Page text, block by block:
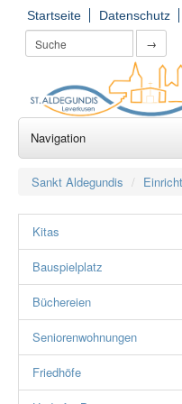
Startseite Datenschutz
→
Navigation
Wir für Sie
Seelsorge
Kirchorte
Einrichtungen
Gruppierungen
Gemeinde(er)leben
Sankt Aldegundis
Kitas
Bauspielplatz
Büchereien
Seniorenwohnungen
Friedhöfe